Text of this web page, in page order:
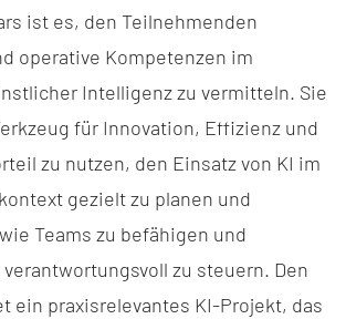
ist es, den Teilnehmenden
operative Kompetenzen im
Intelligenz zu vermitteln. Sie
für Innovation, Effizienz und
zu nutzen, den Einsatz von KI im
gezielt zu planen und
Teams zu befähigen und
zu steuern. Den
ein praxisrelevantes KI-Projekt, das